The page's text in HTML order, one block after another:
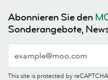
Abonnieren Sie den
Sonderangebote,
This site is protected by